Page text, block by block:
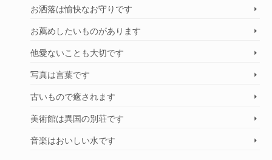
お洒落は愉快なお守りです
お薦めしたいものがあります
他愛ないことも大切です
写真は言葉です
古いもので癒されます
美術館は異国の別荘です
音楽はおいしい水です